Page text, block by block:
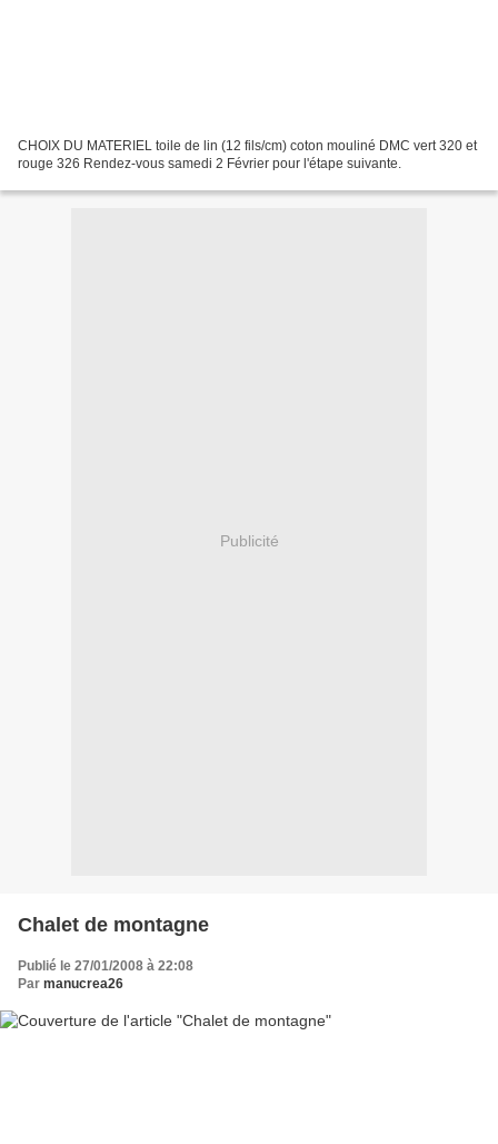
CHOIX DU MATERIEL toile de lin (12 fils/cm) coton mouliné DMC vert 320 et
rouge 326 Rendez-vous samedi 2 Février pour l'étape suivante.
Publicité
Chalet de montagne
Publié le 27/01/2008 à 22:08
Par manucrea26